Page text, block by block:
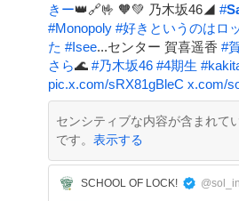
きー👑🔗🤟 🧡💚 乃木坂46◢ #
#Monopoly #好きというのはロ
た #Isee...センター 賀喜遥香 #
さら🌊 #乃木坂46 #4期生 #
pic.x.com/sRX81gBleC x.com/
センシティブな内容が含まれて
です。 表示する
SCHOOL OF LOCK!